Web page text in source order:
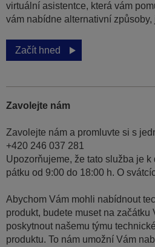
virtuální asistentce, která vám
vám nabídne alternativní způsoby,
Začít hned
Zavolejte nám
Zavolejte nám a promluvte si s
+420 246 037 281
Upozorňujeme, že tato služba je
pátku od 9:00 do 18:00 h. O
Abychom Vám mohli nabídnout
produkt, budete muset na začátku
poskytnout našemu týmu
produktu. To nám umožní Vám